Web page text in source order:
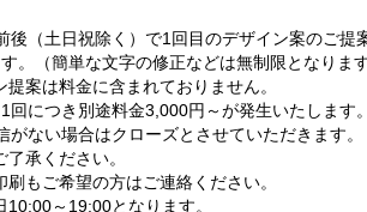
（土日祝除く）で1回目のデザイン案のご提
。（簡単な文字の修正などは無制限となります
案は料金に含まれておりません。
につき別途料金3,000円～が発生いたします。
ない場合はクローズとさせていただきます。
もご希望の方はご連絡ください。
～19:00となります。